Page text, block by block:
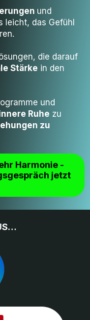
und
leicht, das Gefühl
die darauf
Stärke in den
und
Ruhe zu
zu
Harmonie -
jetzt